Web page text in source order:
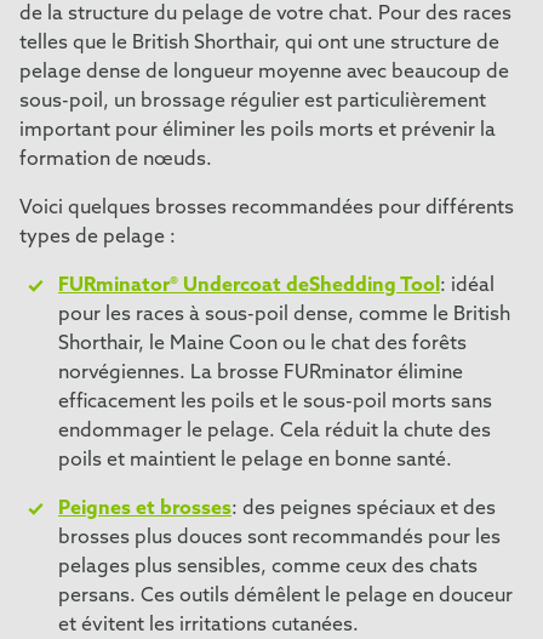
de la structure du pelage de votre chat. Pour des races
telles que le British Shorthair, qui ont une structure de
pelage dense de longueur moyenne avec beaucoup de
sous-poil, un brossage régulier est particulièrement
important pour éliminer les poils morts et prévenir la
formation de nœuds.
Voici quelques brosses recommandées pour différents
types de pelage :
FURminator® Undercoat deShedding Tool : idéal
pour les races à sous-poil dense, comme le British
Shorthair, le Maine Coon ou le chat des forêts
norvégiennes. La brosse FURminator élimine
efficacement les poils et le sous-poil morts sans
endommager le pelage. Cela réduit la chute des
poils et maintient le pelage en bonne santé.
Peignes et brosses: des peignes spéciaux et des
brosses plus douces sont recommandés pour les
pelages plus sensibles, comme ceux des chats
persans. Ces outils démêlent le pelage en douceur
et évitent les irritations cutanées.